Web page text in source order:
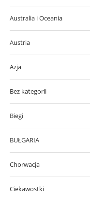
Australia i Oceania
Austria
Azja
Bez kategorii
Biegi
BUŁGARIA
Chorwacja
Ciekawostki